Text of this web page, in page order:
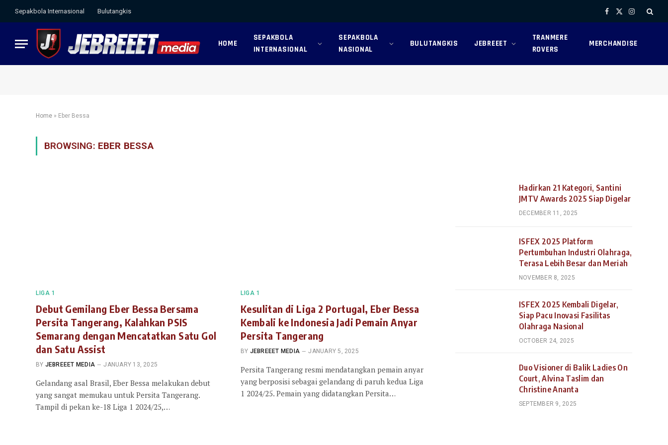
Sepakbola Internasional Bulutangkis Facebook
X
Instagram
HOME
SEPAKBOLA
INTERNASIONAL
SEPAKBOLA
NASIONAL
BULUTANGKIS JEBREEET
TRANMERE
ROVERS
MERCHANDISE
Home » Eber Bessa
BROWSING: EBER BESSA
LIGA 1
Debut Gemilang Eber Bessa Bersama
Persita Tangerang, Kalahkan PSIS
Semarang dengan Mencatatkan Satu Gol
dan Satu Assist
BY JEBREEET MEDIA JANUARY 13, 2025
Gelandang asal Brasil, Eber Bessa melakukan debut
yang sangat memukau untuk Persita Tangerang.
Tampil di pekan ke-18 Liga 1 2024/25,…
LIGA 1
Kesulitan di Liga 2 Portugal, Eber Bessa
Kembali ke Indonesia Jadi Pemain Anyar
Persita Tangerang
BY JEBREEET MEDIA JANUARY 5, 2025
Persita Tangerang resmi mendatangkan pemain anyar
yang berposisi sebagai gelandang di paruh kedua Liga
1 2024/25. Pemain yang didatangkan Persita…
Hadirkan 21 Kategori, Santini
JMTV Awards 2025 Siap Digelar
DECEMBER 11, 2025
ISFEX 2025 Platform
Pertumbuhan Industri Olahraga,
Terasa Lebih Besar dan Meriah
NOVEMBER 8, 2025
ISFEX 2025 Kembali Digelar,
Siap Pacu Inovasi Fasilitas
Olahraga Nasional
OCTOBER 24, 2025
Duo Visioner di Balik Ladies On
Court, Alvina Taslim dan
Christine Ananta
SEPTEMBER 9, 2025